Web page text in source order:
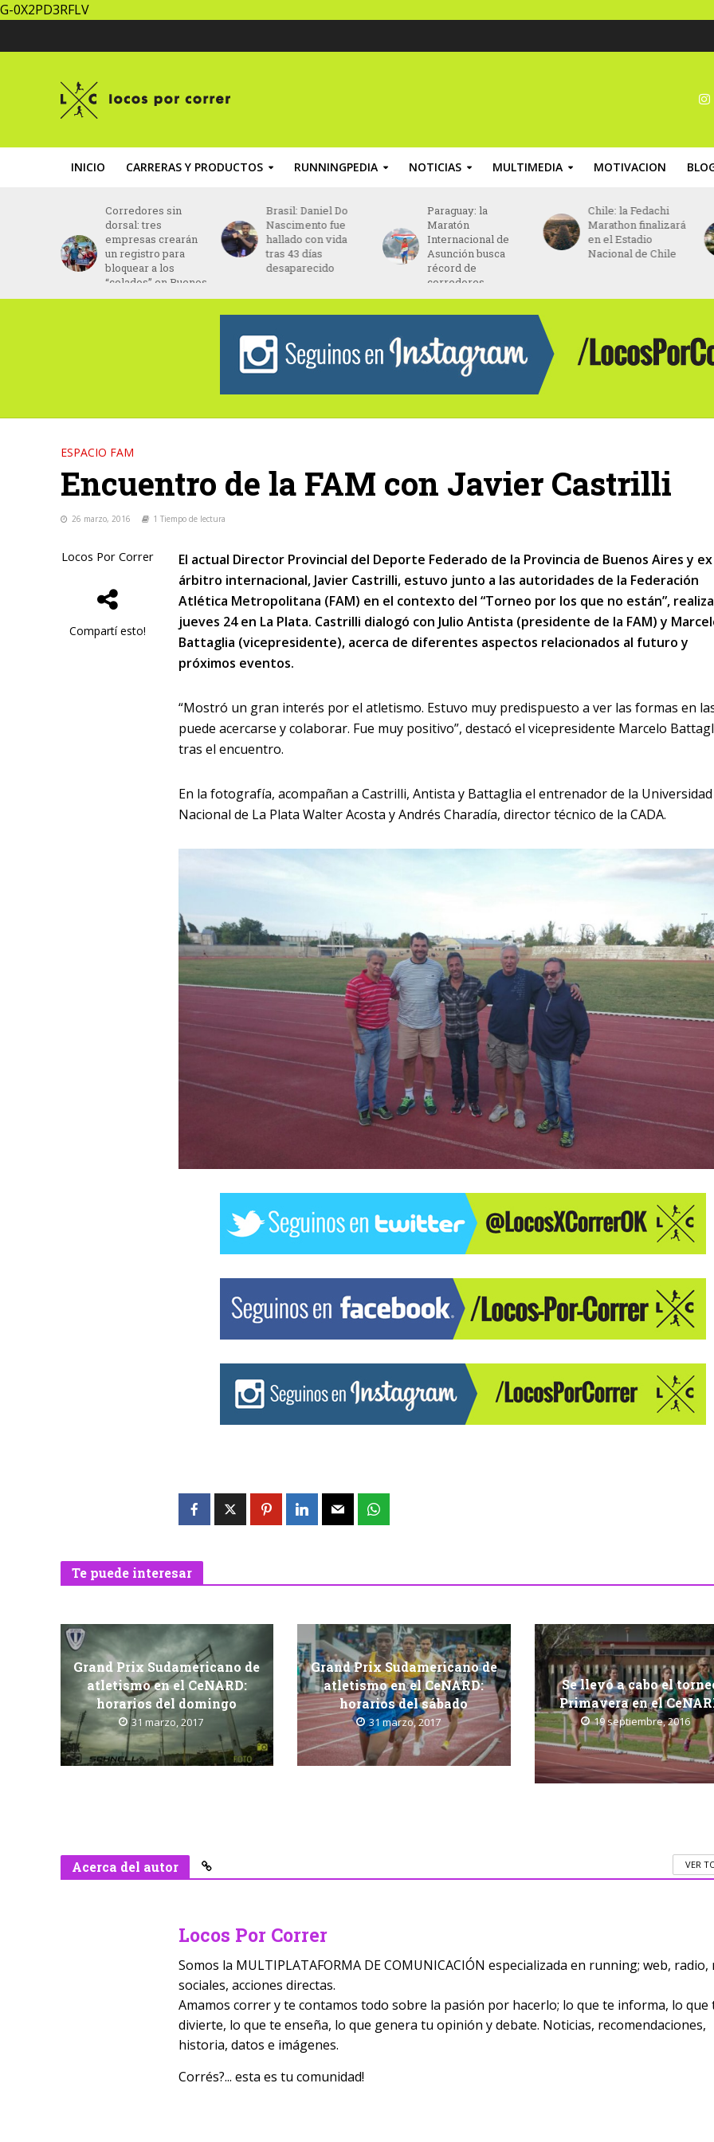
G-0X2PD3RFLV
INICIO CARRERAS Y PRODUCTOS RUNNINGPEDIA NOTICIAS MULTIMEDIA MOTIVACION
Corredores sin
dorsal: tres
empresas crearán
un registro para
bloquear a los
“colados” en Buenos
Aires
Brasil: Daniel Do
Nascimento fue
hallado con vida
tras 43 días
desaparecido
Paraguay: la
Maratón
Internacional de
Asunción busca
récord de
corredores
Chile: la Fedachi
Marathon finalizará
en el Estadio
Nacional de Chile
ESPACIO FAM
Encuentro de la FAM con Javier Castrilli
26 marzo, 2016 1 Tiempo de lectura
Locos Por Correr
Compartí esto!
El actual Director Provincial del Deporte Federado de la Provincia de Buenos Aires y ex
árbitro internacional, Javier Castrilli, estuvo junto a las autoridades de la Federación
Atlética Metropolitana (FAM) en el contexto del “Torneo por los que no están”,
jueves 24 en La Plata. Castrilli dialogó con Julio Antista (presidente de la FAM) y
Battaglia (vicepresidente), acerca de diferentes aspectos relacionados al futuro y
próximos eventos.
“Mostró un gran interés por el atletismo. Estuvo muy predispuesto a ver las formas en
puede acercarse y colaborar. Fue muy positivo”, destacó el vicepresidente Marcelo
tras el encuentro.
En la fotografía, acompañan a Castrilli, Antista y Battaglia el entrenador de la Universidad
Nacional de La Plata Walter Acosta y Andrés Charadía, director técnico de la CADA.
Te puede interesar
Grand Prix Sudamericano de
atletismo en el CeNARD:
horarios del domingo
31 marzo, 2017
Grand Prix Sudamericano de
atletismo en el CeNARD:
horarios del sábado
31 marzo, 2017
Se llevó a cabo el
Primavera en el
19 septiembre, 2016
Acerca del autor VER
Locos Por Correr
Somos la MULTIPLATAFORMA DE COMUNICACIÓN especializada en running; web, radio,
sociales, acciones directas.
Amamos correr y te contamos todo sobre la pasión por hacerlo; lo que te informa, lo que
divierte, lo que te enseña, lo que genera tu opinión y debate. Noticias, recomendaciones,
historia, datos e imágenes.
Corrés?... esta es tu comunidad!